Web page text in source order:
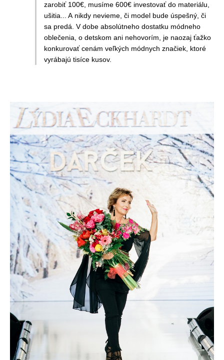
zarobiť 100€, musíme 600€ investovať do materiálu,
ušitia... A nikdy nevieme, či model bude úspešný, či
sa predá. V dobe absolútneho dostatku módneho
oblečenia, o detskom ani nehovorím, je naozaj ťažko
konkurovať cenám veľkých módnych značiek, ktoré
vyrábajú tisíce kusov.